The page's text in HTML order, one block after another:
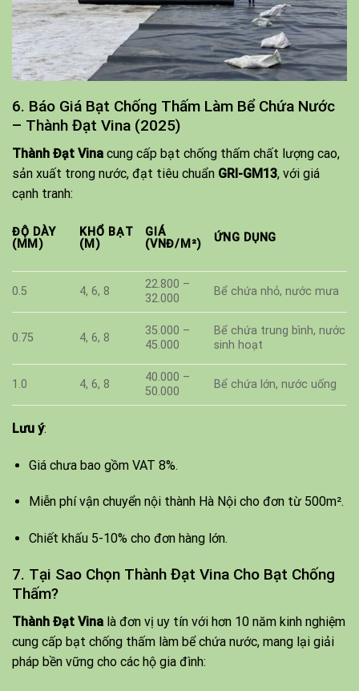
6. Báo Giá Bạt Chống Thấm Làm Bể Chứa Nước
– Thành Đạt Vina (2025)
Thành Đạt Vina cung cấp bạt chống thấm chất lượng cao,
sản xuất trong nước, đạt tiêu chuẩn GRI-GM13, với giá
cạnh tranh:
ĐỘ DÀY
(MM)
KHỔ BẠT
(M)
GIÁ
(VNĐ/M²)
ỨNG DỤNG
0.5 4, 6, 8
22.800 –
32.000
Bể chứa nhỏ, nước mưa
0.75 4, 6, 8
35.000 –
45.000
Bể chứa trung bình, nước
sinh hoạt
1.0 4, 6, 8
40.000 –
50.000
Bể chứa lớn, nước uống
Lưu ý:
Giá chưa bao gồm VAT 8%.
Miễn phí vận chuyển nội thành Hà Nội cho đơn từ 500m².
Chiết khấu 5-10% cho đơn hàng lớn.
7. Tại Sao Chọn Thành Đạt Vina Cho Bạt Chống
Thấm?
Thành Đạt Vina là đơn vị uy tín với hơn 10 năm kinh nghiệm
cung cấp bạt chống thấm làm bể chứa nước, mang lại giải
pháp bền vững cho các hộ gia đình: